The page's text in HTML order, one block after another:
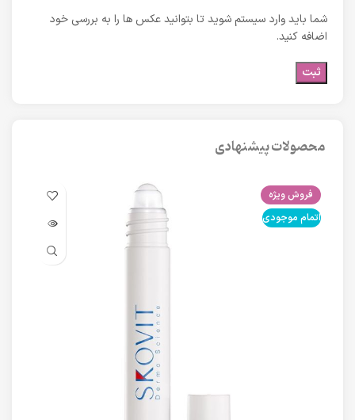
شما باید وارد سیستم شوید تا بتوانید عکس ها را به بررسی خود
اضافه کنید.
محصولات پیشنهادی
فروش ویژه
اتمام موجودی